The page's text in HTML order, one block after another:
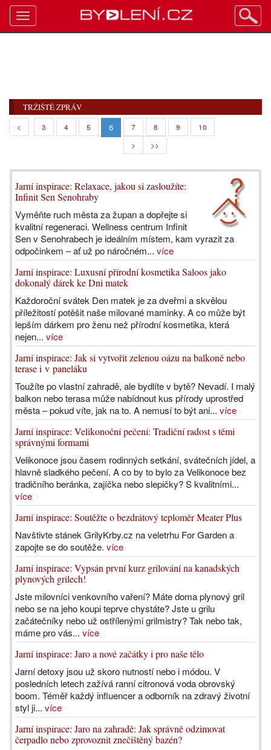
TRŽIŠTĚ ZPRÁV
< 3 4 5 6 7 8 9
10
>
>>
Jarní inspirace: Relaxace, jakou si zasloužíte:
Infinit Sen Senohraby
Vyměňte ruch města za župan a dopřejte si
kvalitní regeneraci. Wellness centrum Infinit
Sen v Senohrabech je ideálním místem, kam vyrazit za
odpočinkem – ať už po náročném... více
Jarní inspirace: Luxusní přírodní kosmetika Saloos jako
dokonalý dárek ke Dni matek
Každoroční svátek Den matek je za dveřmi a skvělou
příležitostí potěšit naše milované maminky. A co může být
lepším dárkem pro ženu než přírodní kosmetika, která
nejen... více
Jarní inspirace: Jak si vytvořit zelenou oázu na balkoně nebo
terase i v paneláku
Toužíte po vlastní zahradě, ale bydlíte v bytě? Nevadí. I malý
balkon nebo terasa může nabídnout kus přírody uprostřed
města – pokud víte, jak na to. A nemusí to být ani... více
Jarní inspirace: Velikonoční pečení: Tradiční radost s těmi
správnými formami
Velikonoce jsou časem rodinných setkání, svátečních jídel, a
hlavně sladkého pečení. A co by to bylo za Velikonoce bez
tradičního beránka, zajíčka nebo slepičky? S kvalitními...
více
Jarní inspirace: Soutěžte o bezdrátový teploměr Meater Plus
Navštivte stánek GrilyKrby.cz na veletrhu For Garden a
zapojte se do soutěže. více
Jarní inspirace: Vypsán první kurz grilování na kanadských
plynových grilech!
Jste milovníci venkovního vaření? Máte doma plynový gril
nebo se na jeho koupi teprve chystáte? Jste u grilu
začátečníky nebo už ostřílenými grilmistry? Tak nebo tak,
máme pro vás... více
Jarní inspirace: Jaro a nové začátky i pro naše tělo
Jarní detoxy jsou už skoro nutností nebo i módou. V
posledních letech zažívá ranní citronová voda obrovský
boom. Téměř každý influencer a odborník na zdravý životní
styl ji... více
Jarní inspirace: Jaro na zahradě: Jak správně odzimovat
čerpadlo nebo zprovoznit znečištěný bazén?
Toggle
navigation